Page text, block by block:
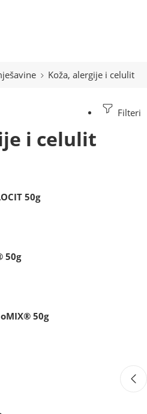
Koža, alergije i celulit
Filteri
i celulit
50g
50g
50g